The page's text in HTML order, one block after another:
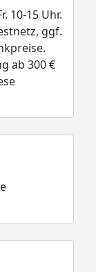
10-15 Uhr.
ggf.
ab 300 €